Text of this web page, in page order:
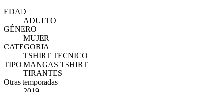
EDAD
ADULTO
GÉNERO
MUJER
CATEGORIA
TSHIRT TECNICO
TIPO MANGAS TSHIRT
TIRANTES
Otras temporadas